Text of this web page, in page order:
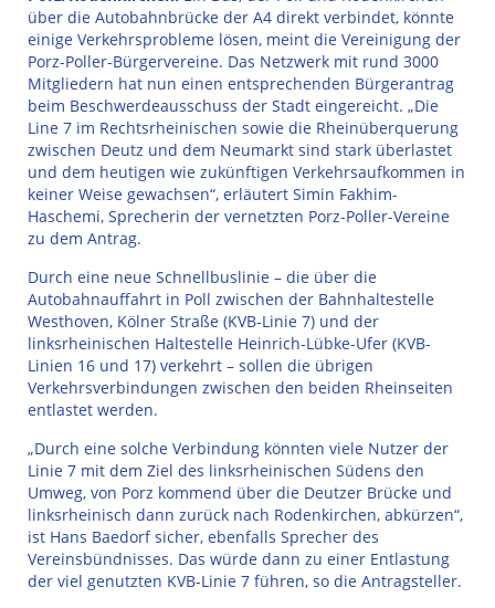
über die Autobahnbrücke der A4 direkt verbindet, könnte
einige Verkehrsprobleme lösen, meint die Vereinigung der
Porz-Poller-Bürgervereine. Das Netzwerk mit rund 3000
Mitgliedern hat nun einen entsprechenden Bürgerantrag
beim Beschwerdeausschuss der Stadt eingereicht. „Die
Line 7 im Rechtsrheinischen sowie die Rheinüberquerung
zwischen Deutz und dem Neumarkt sind stark überlastet
und dem heutigen wie zukünftigen Verkehrsaufkommen in
keiner Weise gewachsen“, erläutert Simin Fakhim-
Haschemi, Sprecherin der vernetzten Porz-Poller-Vereine
zu dem Antrag.
Durch eine neue Schnellbuslinie – die über die
Autobahnauffahrt in Poll zwischen der Bahnhaltestelle
Westhoven, Kölner Straße (KVB-Linie 7) und der
linksrheinischen Haltestelle Heinrich-Lübke-Ufer (KVB-
Linien 16 und 17) verkehrt – sollen die übrigen
Verkehrsverbindungen zwischen den beiden Rheinseiten
entlastet werden.
„Durch eine solche Verbindung könnten viele Nutzer der
Linie 7 mit dem Ziel des linksrheinischen Südens den
Umweg, von Porz kommend über die Deutzer Brücke und
linksrheinisch dann zurück nach Rodenkirchen, abkürzen“,
ist Hans Baedorf sicher, ebenfalls Sprecher des
Vereinsbündnisses. Das würde dann zu einer Entlastung
der viel genutzten KVB-Linie 7 führen, so die Antragsteller.